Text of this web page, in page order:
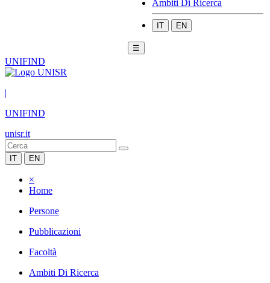
Ambiti Di Ricerca
IT EN
☰
UNIFIND
|
UNIFIND
unisr.it
IT EN
×
Home
Persone
Pubblicazioni
Facoltà
Ambiti Di Ricerca